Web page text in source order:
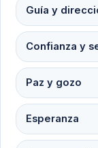
Guía y
Confianza y
Paz y gozo
Esperanza